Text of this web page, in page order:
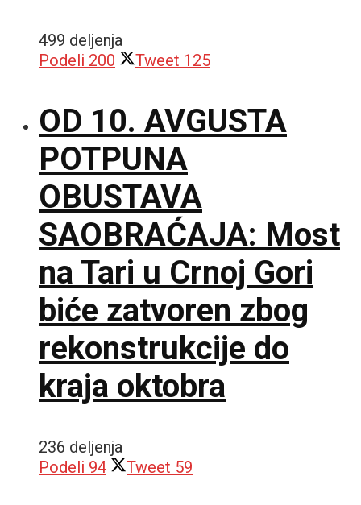
499 deljenja
Podeli 200 Tweet 125
OD 10. AVGUSTA
POTPUNA
OBUSTAVA
SAOBRAĆAJA: Most
na Tari u Crnoj Gori
biće zatvoren zbog
rekonstrukcije do
kraja oktobra
236 deljenja
Podeli 94 Tweet 59